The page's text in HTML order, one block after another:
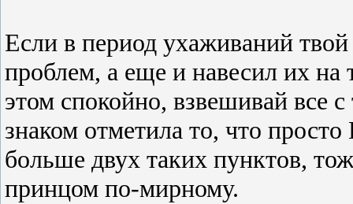
Если в период ухаживаний
проблем, а еще и навесил их на
этом спокойно, взвешивай все
знаком отметила то, что
больше двух таких пунктов,
принцом по-мирному.